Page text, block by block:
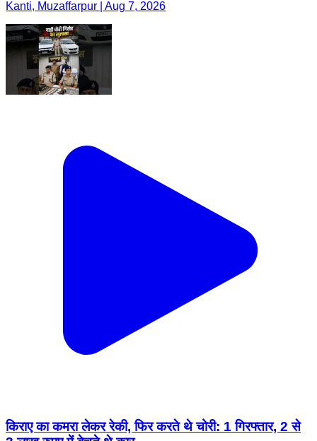
Kanti, Muzaffarpur | Aug 7, 2026
किराए का कमरा लेकर रेकी, फिर करते थे चोरी: 1 गिरफ्तार, 2 से